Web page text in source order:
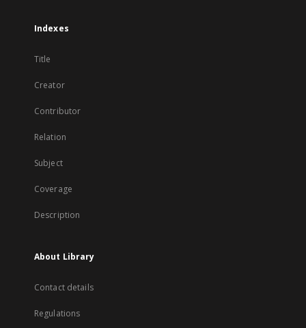
Indexes
Title
Creator
Contributor
Relation
Subject
Coverage
Description
About Library
Contact details
Regulations